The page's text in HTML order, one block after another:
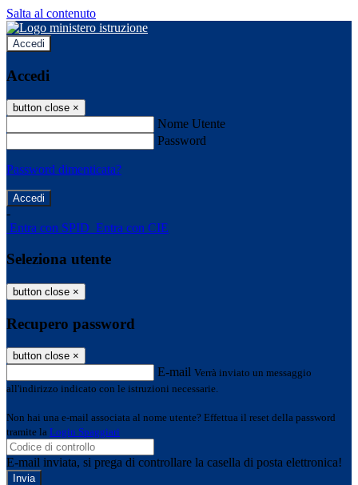
Salta al contenuto
Accedi
Accedi
button close ×
Nome Utente
Password
Password dimenticata?
-
Entra con SPID Entra con CIE
Seleziona utente
button close ×
Recupero password
button close ×
E-mail Verrà inviato un messaggio
all'indirizzo indicato con le istruzioni necessarie.
Non hai una e-mail associata al nome utente? Effettua il reset della password
tramite la Login Spaggiari
E-mail inviata, si prega di controllare la casella di posta elettronica!